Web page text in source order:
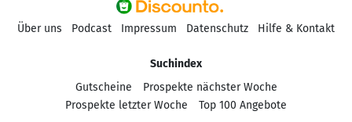
Über uns Podcast Impressum Datenschutz Hilfe & Kontakt
Suchindex
Gutscheine
Prospekte nächster Woche
Prospekte letzter Woche
Top 100 Angebote